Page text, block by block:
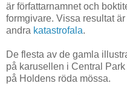
är författarnamnet och
formgivare. Vissa resultat är
andra katastrofala.
De flesta av de gamla
på karusellen i Central
på Holdens röda mössa.